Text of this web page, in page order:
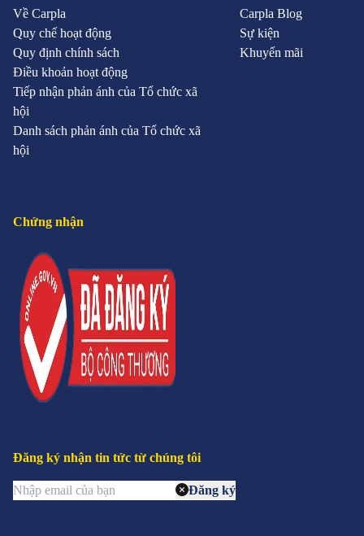
Về Carpla
Quy chế hoạt động
Quy định chính sách
Điều khoản hoạt động
Tiếp nhận phản ánh của Tổ chức xã
hội
Danh sách phản ánh của Tổ chức xã
hội
Carpla Blog
Sự kiện
Khuyến mãi
Chứng nhận
Đăng ký nhận tin tức từ chúng tôi
Đăng ký